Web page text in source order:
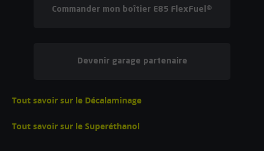
Commander mon boîtier E85 FlexFuel®
Devenir garage partenaire
Tout savoir sur le Décalaminage
Tout savoir sur le Superéthanol